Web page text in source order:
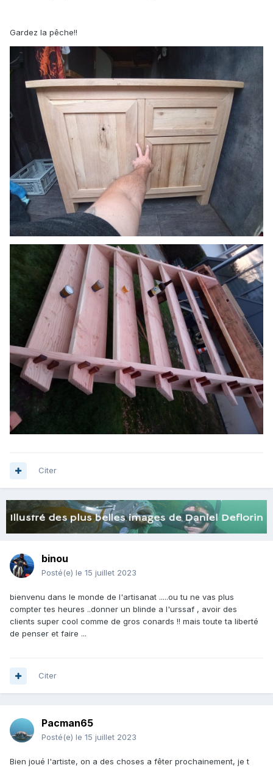
Gardez la pêche!!
Citer
binou
Posté(e) le 15 juillet 2023
bienvenu dans le monde de l'artisanat .....ou tu ne vas plus
compter tes heures ..donner un blinde a l'urssaf , avoir des
clients super cool comme de gros conards !! mais toute ta liberté
de penser et faire ...
Citer
Pacman65
Posté(e) le 15 juillet 2023
Bien joué l'artiste, on a des choses a fêter prochainement, je t